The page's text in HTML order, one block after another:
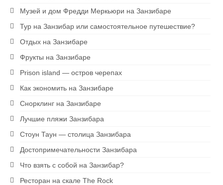
Музей и дом Фредди Меркьюри на Занзибаре
Тур на Занзибар или самостоятельное путешествие?
Отдых на Занзибаре
Фрукты на Занзибаре
Prison island — остров черепах
Как экономить на Занзибаре
Снорклинг на Занзибаре
Лучшие пляжи Занзибара
Стоун Таун — столица Занзибара
Достопримечательности Занзибара
Что взять с собой на Занзибар?
Ресторан на скале The Rock